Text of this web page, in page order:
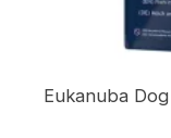
Eukanuba